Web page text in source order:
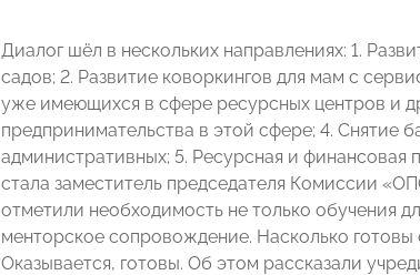
Диалог шёл в нескольких направлениях: 1.
садов; 2. Развитие коворкингов для мам с
уже имеющихся в сфере ресурсных центров и
предпринимательства в этой сфере; 4. Снятие
административных; 5. Ресурсная и финансовая
стала заместитель председателя Комиссии
отметили необходимость не только обучения
менторское сопровождение. Насколько
Оказывается, готовы. Об этом рассказали